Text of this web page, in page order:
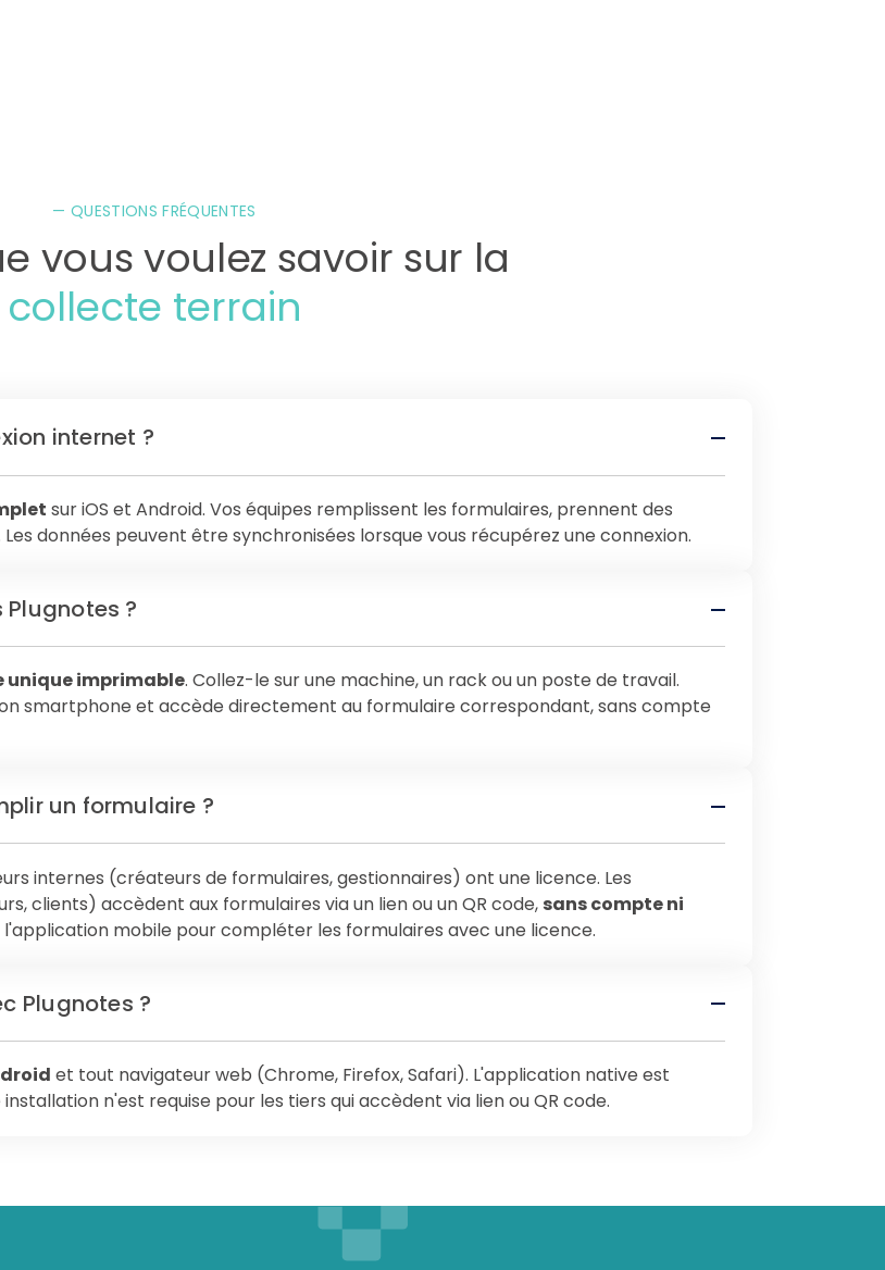
— QUESTIONS FRÉQUENTES
vous voulez savoir sur la
collecte terrain
internet ?
sur iOS et Android. Vos équipes remplissent les formulaires, prennent des
données peuvent être synchronisées lorsque vous récupérez une connexion.
?
unique imprimable. Collez-le sur une machine, un rack ou un poste de travail.
smartphone et accède directement au formulaire correspondant, sans compte
un formulaire ?
internes (créateurs de formulaires, gestionnaires) ont une licence. Les
clients) accèdent aux formulaires via un lien ou un QR code, sans compte ni
mobile pour compléter les formulaires avec une licence.
Plugnotes ?
et tout navigateur web (Chrome, Firefox, Safari). L'application native est
n'est requise pour les tiers qui accèdent via lien ou QR code.